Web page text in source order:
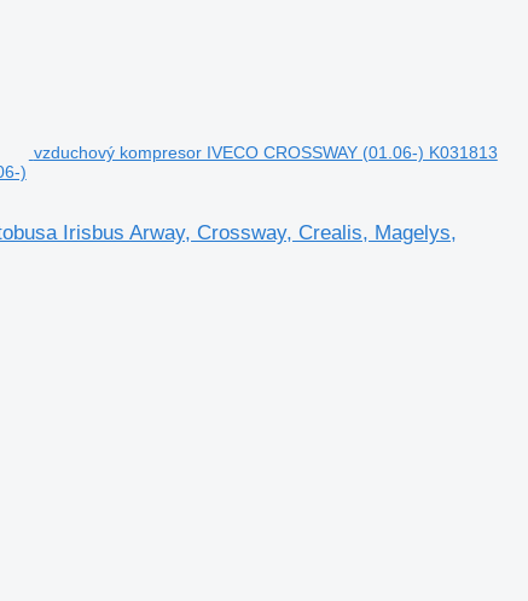
vzduchový kompresor IVECO CROSSWAY (01.06-) K031813
)
Irisbus Arway, Crossway, Crealis, Magelys,